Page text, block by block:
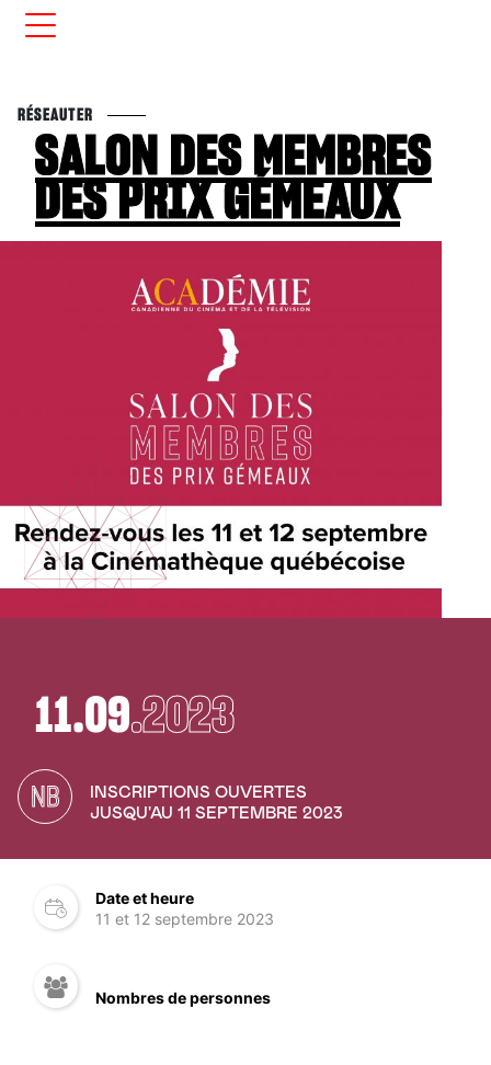
RÉSEAUTER
SALON DES MEMBRES
DES PRIX GÉMEAUX
11.09.2023
NB
INSCRIPTIONS OUVERTES
JUSQU'AU 11 SEPTEMBRE 2023
Date et heure
11 et 12 septembre 2023
Nombres de personnes